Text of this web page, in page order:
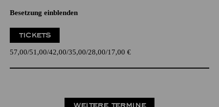
Besetzung einblenden
TICKETS
57,00 51,00 42,00 35,00 28,00 17,00 €
WEITERE TERMINE